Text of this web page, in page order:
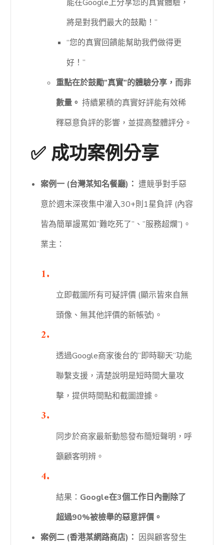
能在Google上分享您的真實體驗，
將是對我們最大的鼓勵！”
“您的真實回饋能幫助我們做得更
好！”
重點在於鼓勵”真實”的體驗分享，而非
數量。 持續累積的真實好評能有效稀
釋惡意負評的影響，並提高整體評分。
✅ 成功案例分享
案例一 (台灣某知名餐廳)： 遭競爭對手惡
意於週末深夜集中灌入30+則1星負評 (內容
皆為簡單謾罵如”難吃死了”、”服務超爛”)。
業主：
立即截圖所有可疑評價 (顯示皆來自無
頭像、無其他評價的新帳號)。
透過Google商家後台的”即時聊天”功能
聯繫支援，清楚說明是短時間大量攻
擊，提供時間點和截圖證據。
同步於商家最新動態發布簡短聲明，呼
籲顧客明辨。
結果： Google在3個工作日內刪除了
超過90%被檢舉的惡意評價。
案例二 (香港某網路商店)： 因與顧客發生